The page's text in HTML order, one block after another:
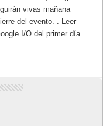
vivas mañana
del evento. . Leer
I/O del primer día.